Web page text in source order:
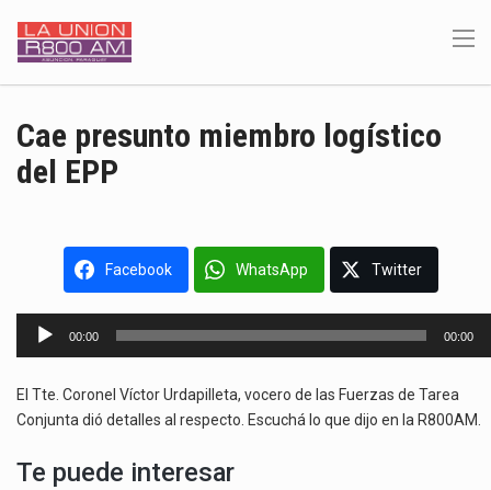
Cae presunto miembro logístico
del EPP
Facebook WhatsApp Twitter
Reproductor
00:00 00:00
El Tte. Coronel Víctor Urdapilleta, vocero de las Fuerzas de Tarea
Conjunta dió detalles al respecto. Escuchá lo que dijo en la R800AM.
Te puede interesar